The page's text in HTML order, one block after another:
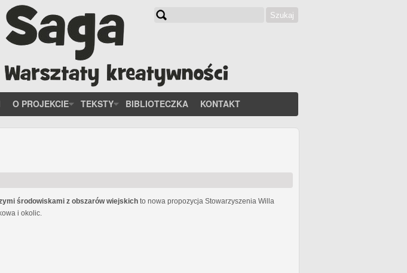
Szukaj
O PROJEKCIE TEKSTY BIBLIOTECZKA KONTAKT
środowiskami z obszarów wiejskich to nowa propozycja Stowarzyszenia Willa
i okolic.